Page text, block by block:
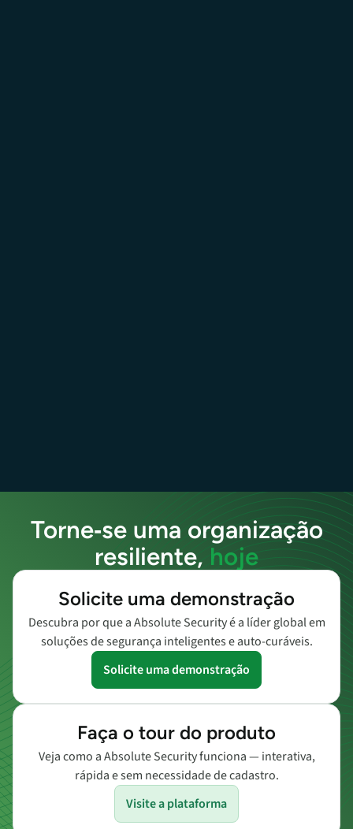
das 5 principais companhias aéreas dos EUA
Torne‑se uma organização
resiliente, hoje
Solicite uma demonstração
Descubra por que a Absolute Security é a líder global em
soluções de segurança inteligentes e auto‑curáveis.
Solicite uma demonstração
Faça o tour do produto
Veja como a Absolute Security funciona — interativa,
rápida e sem necessidade de cadastro.
Visite a plataforma